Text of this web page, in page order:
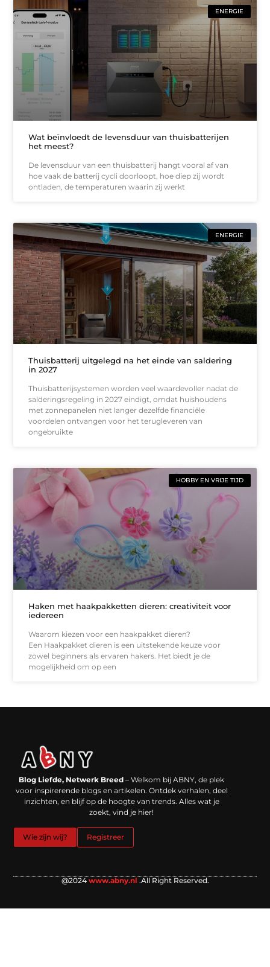
ENERGIE
Wat beïnvloedt de levensduur van thuisbatterijen
het meest?
De levensduur van een thuisbatterij hangt vooral af van
hoe vaak de batterij cycli doorloopt, hoe diep zij wordt
ontladen, de temperaturen waarin zij werkt
ENERGIE
Thuisbatterij uitgelegd na het einde van saldering
in 2027
Thuisbatterijsystemen worden veel waardevoller nadat de
salderingsregeling in 2027 eindigt, omdat huishoudens
met zonnepanelen niet langer dezelfde financiële
voordelen ontvangen voor het terugleveren van
ongebruikte
HOBBY EN VRIJE TIJD
Haken met haakpakketten dieren: creativiteit voor
iedereen
Waarom kiezen voor een haakpakket dieren?
Een Haakpakket dieren is een uitstekende keuze voor
zowel beginners als ervaren hakers. Het biedt je de
mogelijkheid om op een
Blog Liefde, Netwerk Breed – Welkom bij ABNY, de plek
voor inspirerende blogs en artikelen. Ontdek verhalen, deel
inzichten, en blijf op de hoogte van trends. Alles wat je
zoekt, vind je hier!
Wie zijn wij? Registreer
@2024 www.abny.nl .All Right Reserved.